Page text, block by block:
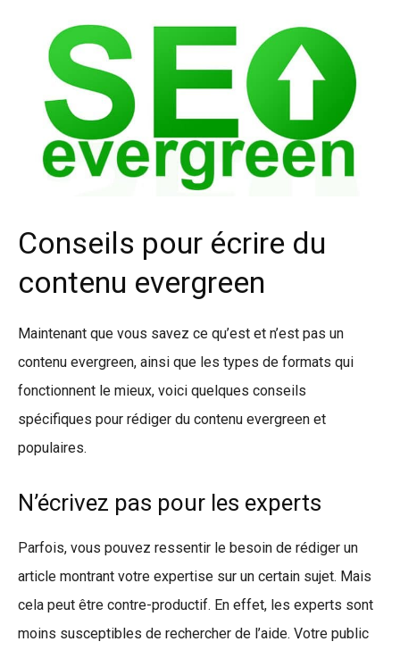
Conseils pour écrire du
contenu evergreen
Maintenant que vous savez ce qu’est et n’est pas un
contenu evergreen, ainsi que les types de formats qui
fonctionnent le mieux, voici quelques conseils
spécifiques pour rédiger du contenu evergreen et
populaires.
N’écrivez pas pour les experts
Parfois, vous pouvez ressentir le besoin de rédiger un
article montrant votre expertise sur un certain sujet. Mais
cela peut être contre-productif. En effet, les experts sont
moins susceptibles de rechercher de l’aide. Votre public